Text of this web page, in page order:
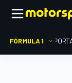
FÓRMULA 1